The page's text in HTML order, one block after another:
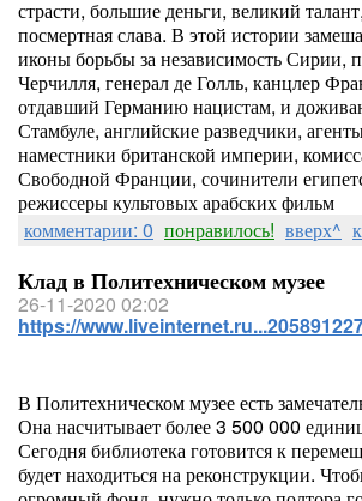
страсти, большие деньги, великий
посмертная слава. В этой истории
иконы борьбы за независимость Сирии,
Черчилля, генерал де Голль, канцлер
отдавший Германию нацистам, и
Стамбуле, английские разведчики,
наместники британской империи,
Свободной Франции, сочинители
режиссеры культовых арабских фильм
комментарии: 0 понравилось! вверх^
Клад в Политехническом музее
26-11-2020 02:02
https://
В Политехническом музее есть
Она насчитывает более 3 500 000
Сегодня библиотека готовится к
будет находиться на реконструкции.